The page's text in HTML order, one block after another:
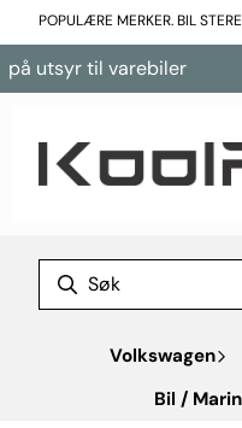
Hopp til innhold
POPULÆRE MERKER. BIL
utsyr til varebiler
Volkswagen
Bil /